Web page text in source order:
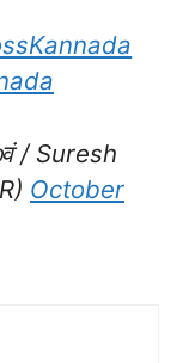
/ Suresh
October